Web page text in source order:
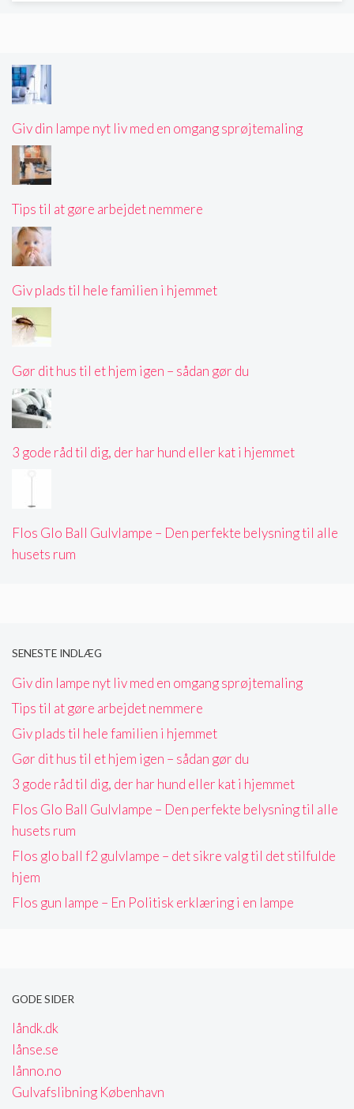
Giv din lampe nyt liv med en omgang sprøjtemaling
Tips til at gøre arbejdet nemmere
Giv plads til hele familien i hjemmet
Gør dit hus til et hjem igen – sådan gør du
3 gode råd til dig, der har hund eller kat i hjemmet
Flos Glo Ball Gulvlampe – Den perfekte belysning til alle
husets rum
SENESTE INDLÆG
Giv din lampe nyt liv med en omgang sprøjtemaling
Tips til at gøre arbejdet nemmere
Giv plads til hele familien i hjemmet
Gør dit hus til et hjem igen – sådan gør du
3 gode råd til dig, der har hund eller kat i hjemmet
Flos Glo Ball Gulvlampe – Den perfekte belysning til alle
husets rum
Flos glo ball f2 gulvlampe – det sikre valg til det stilfulde
hjem
Flos gun lampe – En Politisk erklæring i en lampe
GODE SIDER
låndk.dk
lånse.se
lånno.no
Gulvafslibning København